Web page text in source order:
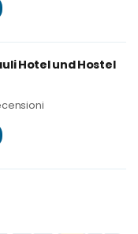
Hotel und Hostel